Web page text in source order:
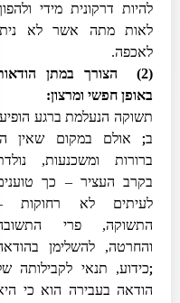
להיות דרקונית מידי ולהפוך
לאות מתה אשר לא ניתן
לאכפה.
(2) הצורך במתן הודאות
באופן חפשי ומרצון:
תשוקה הנעלמת ברגע הופיעו
ב;אולם במקום שאין הן
ברורות ומשכנעות, נולדת
בקרב העציר – כך טוענים
לעיתים לא רחוקות –
התשוקה, פרי התשובה
והחרטה, להשלימן בהודאה
כידוע, תנאי לקבילותה של
הודאה בעבירה הוא כי היא